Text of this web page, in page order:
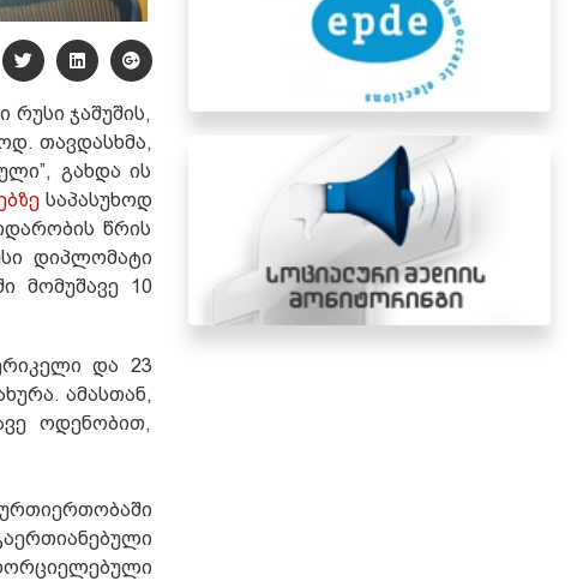
ჯაშუშის,
თავდასხმა,
გახდა ის
საპასუხოდ
წრის
დიპლომატი
მომუშავე 10
და 23
ამასთან,
ოდენობით,